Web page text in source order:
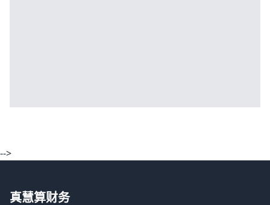
-->
真慧算财务